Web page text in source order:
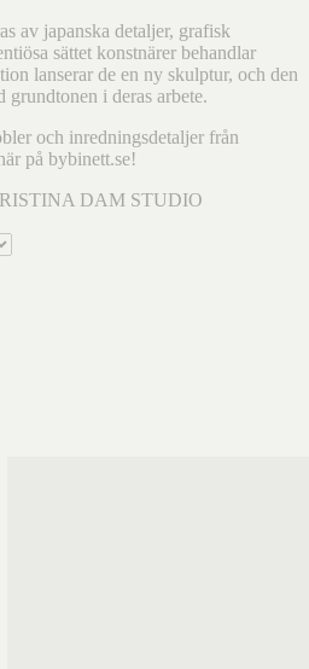
av japanska detaljer, grafisk
sättet konstnärer behandlar
lanserar de en ny skulptur, och den
i deras arbete.
och inredningsdetaljer från
på bybinett.se!
DAM STUDIO